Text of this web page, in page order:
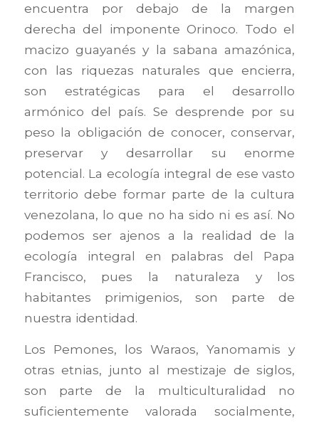
encuentra por debajo de la margen
derecha del imponente Orinoco. Todo el
macizo guayanés y la sabana amazónica,
con las riquezas naturales que encierra,
son estratégicas para el desarrollo
armónico del país. Se desprende por su
peso la obligación de conocer, conservar,
preservar y desarrollar su enorme
potencial. La ecología integral de ese vasto
territorio debe formar parte de la cultura
venezolana, lo que no ha sido ni es así. No
podemos ser ajenos a la realidad de la
ecología integral en palabras del Papa
Francisco, pues la naturaleza y los
habitantes primigenios, son parte de
nuestra identidad.
Los Pemones, los Waraos, Yanomamis y
otras etnias, junto al mestizaje de siglos,
son parte de la multiculturalidad no
suficientemente valorada socialmente,